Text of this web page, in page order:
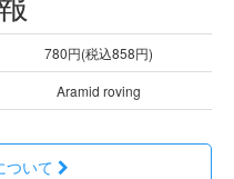
780円(税込858円)
Aramid roving
ついて